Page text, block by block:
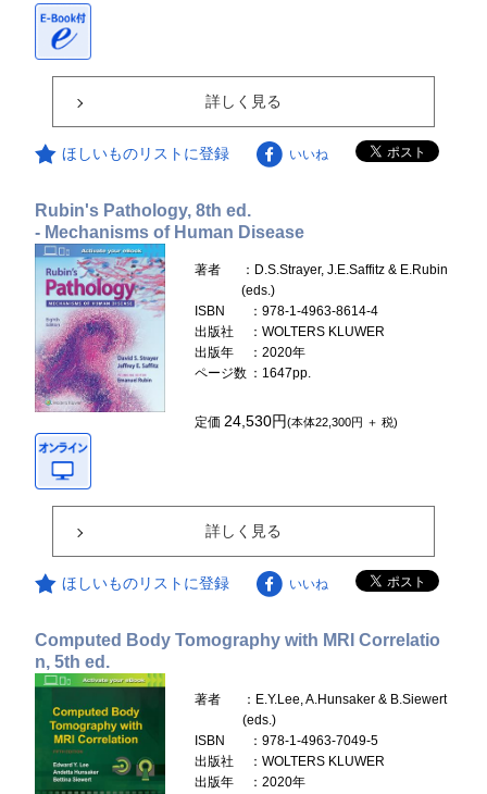
詳しく見る
ほしいものリストに登録 いいね
Rubin's Pathology, 8th ed.
- Mechanisms of Human Disease
著者
：D.S.Strayer, J.E.Saffitz & E.Rubin
(eds.)
ISBN
：978-1-4963-8614-4
出版社
：WOLTERS KLUWER
出版年
：2020年
ページ数 ：1647pp.
定価24,530円(本体22,300円 ＋ 税)
詳しく見る
ほしいものリストに登録 いいね
Computed Body Tomography with MRI Correlatio
n, 5th ed.
著者
：E.Y.Lee, A.Hunsaker & B.Siewert
(eds.)
ISBN
：978-1-4963-7049-5
出版社
：WOLTERS KLUWER
出版年
：2020年